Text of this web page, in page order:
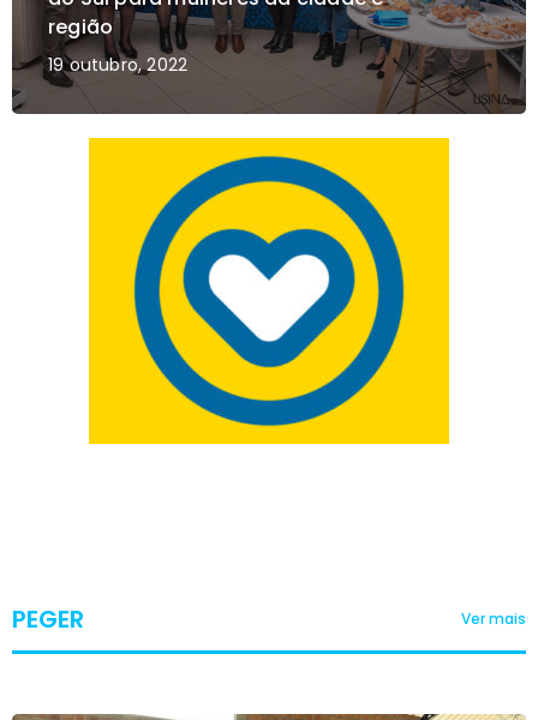
região
19 outubro, 2022
PEGER Ver mais